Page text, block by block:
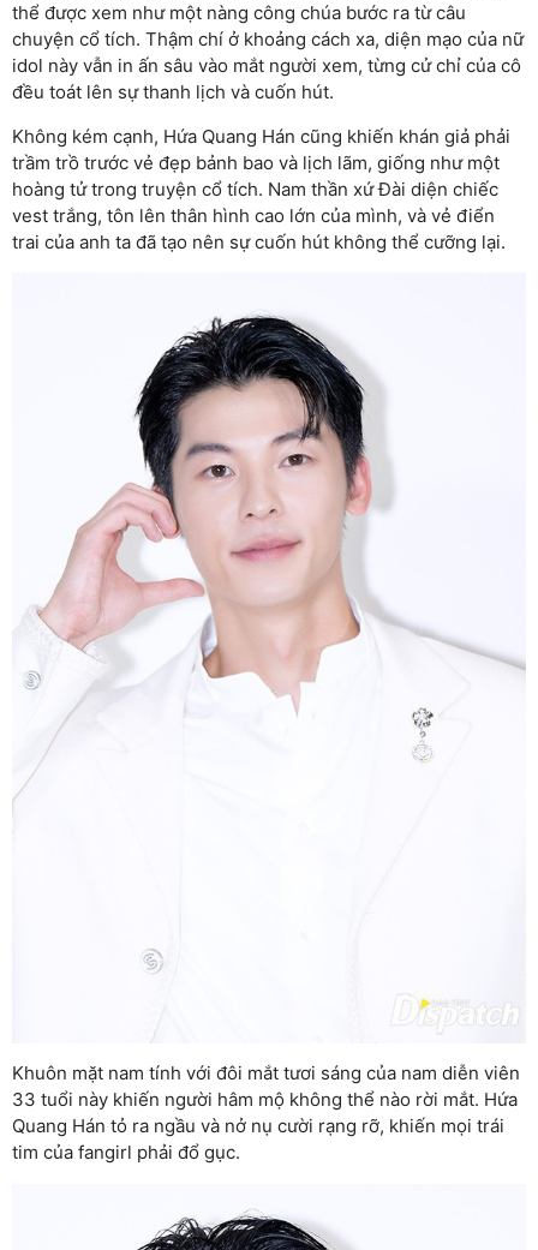
thể được xem như một nàng công chúa bước ra từ câu
chuyện cổ tích. Thậm chí ở khoảng cách xa, diện mạo của nữ
idol này vẫn in ấn sâu vào mắt người xem, từng cử chỉ của cô
đều toát lên sự thanh lịch và cuốn hút.
Không kém cạnh, Hứa Quang Hán cũng khiến khán giả phải
trầm trồ trước vẻ đẹp bảnh bao và lịch lãm, giống như một
hoàng tử trong truyện cổ tích. Nam thần xứ Đài diện chiếc
vest trắng, tôn lên thân hình cao lớn của mình, và vẻ điển
trai của anh ta đã tạo nên sự cuốn hút không thể cưỡng lại.
Khuôn mặt nam tính với đôi mắt tươi sáng của nam diễn viên
33 tuổi này khiến người hâm mộ không thể nào rời mắt. Hứa
Quang Hán tỏ ra ngầu và nở nụ cười rạng rỡ, khiến mọi trái
tim của fangirl phải đổ gục.